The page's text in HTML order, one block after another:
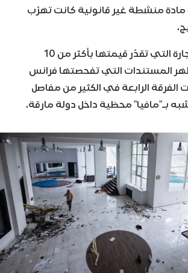
مادة منشطة غير قانونية كانت تهرّب
لكن بعيداً من التجارة التي تقدّر قيمتها بأكثر من 10
المستندات التي تفحصتها فرانس
الرابعة في الكثير من مفاصل
بـ”مافيا” محظية داخل دولة مارقة.